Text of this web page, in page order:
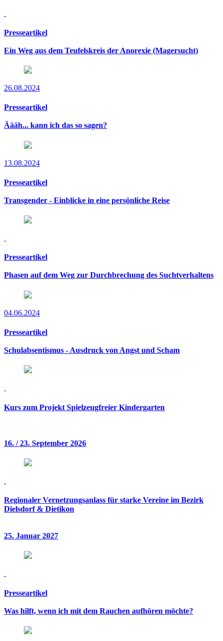
Presseartikel
Ein Weg aus dem Teufelskreis der Anorexie (Magersucht)
26.08.2024
Presseartikel
Äääh... kann ich das so sagen?
13.08.2024
Presseartikel
Transgender - Einblicke in eine persönliche Reise
Presseartikel
Phasen auf dem Weg zur Durchbrechung des Suchtverhaltens
04.06.2024
Presseartikel
Schulabsentismus - Ausdruck von Angst und Scham
Kurs zum Projekt Spielzeugfreier Kindergarten
16. / 23. September 2026
Regionaler Vernetzungsanlass für starke Vereine im Bezirk
Dielsdorf & Dietikon
25. Januar 2027
Presseartikel
Was hilft, wenn ich mit dem Rauchen aufhören möchte?